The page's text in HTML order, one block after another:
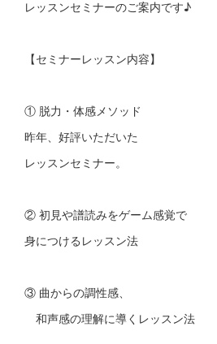
レッスンセミナーのご案内です♪
【セミナーレッスン内容】
① 脱力・体感メソッド
昨年、好評いただいた
レッスンセミナー。
② 初見や譜読みをゲーム感覚で
身につけるレッスン法
③ 曲からの調性感、
和声感の理解に導くレッスン法